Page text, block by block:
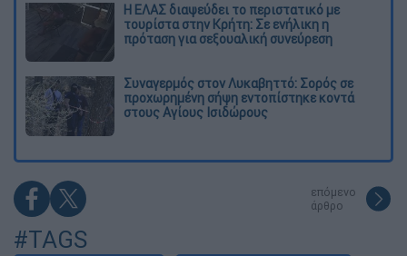
Η ΕΛΑΣ διαψεύδει το περιστατικό με
τουρίστα στην Κρήτη: Σε ενήλικη η
πρόταση για σεξουαλική συνεύρεση
Συναγερμός στον Λυκαβηττό: Σορός σε
προχωρημένη σήψη εντοπίστηκε κοντά
στους Αγίους Ισιδώρους
επόμενο
άρθρο
#TAGS